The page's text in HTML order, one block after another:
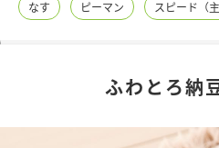
レシピ名特集
商品情報
なす ピーマン スピード（
ふわとろ納